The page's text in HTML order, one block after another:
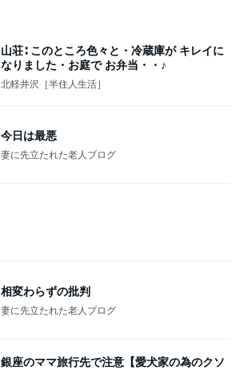
山荘∶ このところ色々と・冷蔵庫が キレイに
なりました・お庭で お弁当・・♪
北軽井沢［半住人生活］
今日は最悪
妻に先立たれた老人ブログ
相変わらずの批判
妻に先立たれた老人ブログ
銀座のママ旅行先で注意【愛犬家の為のクソ